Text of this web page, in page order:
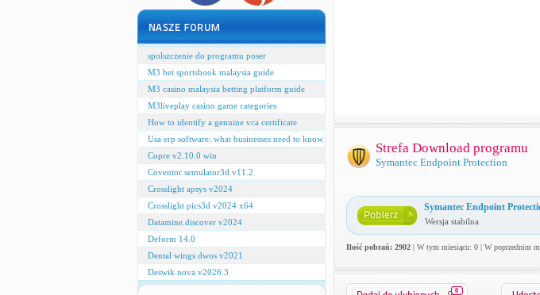
spolszczenie do programu poser
M3 bet sportsbook malaysia guide
M3 casino malaysia betting platform guide
M3liveplay casino game categories
How to identify a genuine vca certificate
Usa erp software: what businesses need to know
Copre v2.10.0 win
Coventor semulator3d v11.2
Crosslight apsys v2024
Crosslight pics3d v2024 x64
Datamine.discover v2024
Deform 14.0
Dental wings dwos v2021
Deswik nova v2026.3
Strefa Download programu
Symantec Endpoint Protection
Symantec Endpoint
Wersja stabilna
Ilość pobrań: 2902| W tym miesiącu: 0 | W poprzednim
0